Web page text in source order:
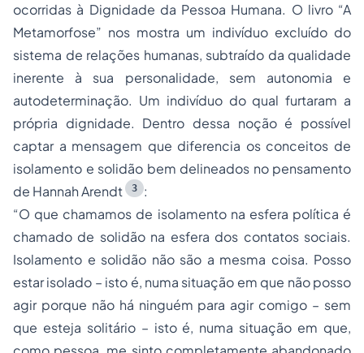
ocorridas à Dignidade da Pessoa Humana. O livro “A
Metamorfose” nos mostra um indivíduo excluído do
sistema de relações humanas, subtraído da qualidade
inerente à sua personalidade, sem autonomia e
autodeterminação. Um indivíduo do qual furtaram a
própria dignidade. Dentro dessa noção é possível
captar a mensagem que diferencia os conceitos de
isolamento e solidão bem delineados no pensamento
de Hannah Arendt
3
:
“O que chamamos de isolamento na esfera política é
chamado de solidão na esfera dos contatos sociais.
Isolamento e solidão não são a mesma coisa. Posso
estar isolado – isto é, numa situação em que não posso
agir porque não há ninguém para agir comigo – sem
que esteja solitário – isto é, numa situação em que,